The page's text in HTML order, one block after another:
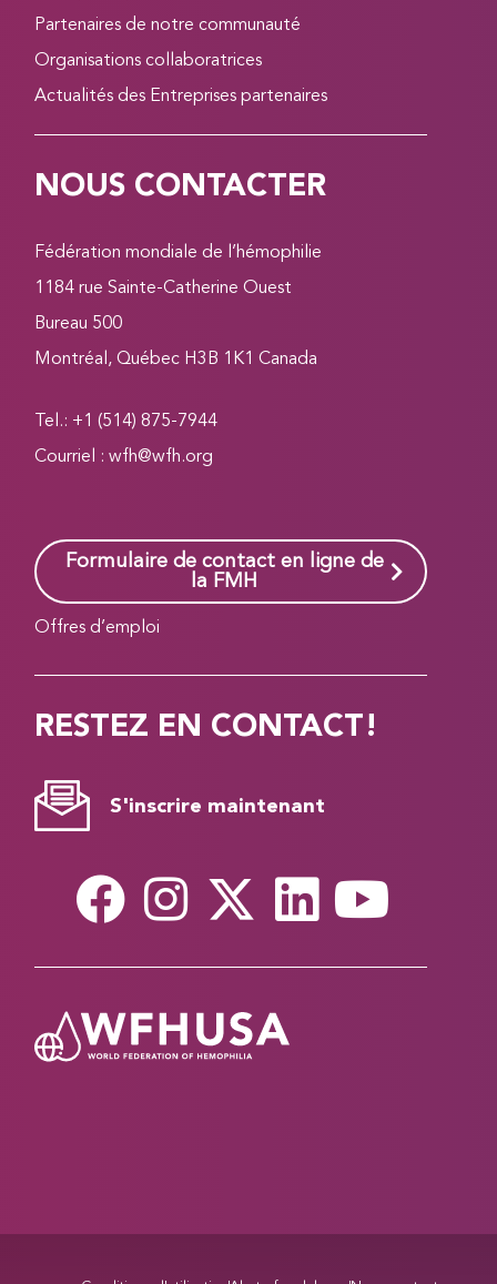
Partenaires de notre communauté
Organisations collaboratrices
Actualités des Entreprises partenaires
NOUS CONTACTER
Fédération mondiale de l’hémophilie
1184 rue Sainte-Catherine Ouest
Bureau 500
Montréal, Québec H3B 1K1 Canada
Tel.: +1 (514) 875-7944
Courriel :wfh@wfh.org
Formulaire de contact en ligne de
la FMH
Offres d’emploi
RESTEZ EN CONTACT!
S'inscrire maintenant